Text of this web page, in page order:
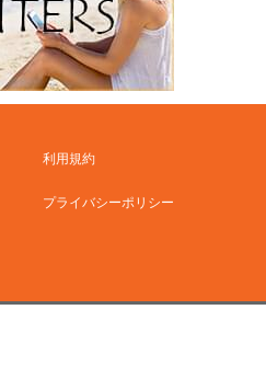
利用規約
プライバシーポリシー